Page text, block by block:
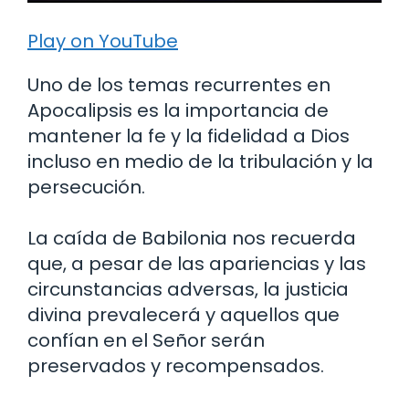
Play on YouTube
Uno de los temas recurrentes en
Apocalipsis es la importancia de
mantener la fe y la fidelidad a Dios
incluso en medio de la tribulación y la
persecución.
La caída de Babilonia nos recuerda
que, a pesar de las apariencias y las
circunstancias adversas, la justicia
divina prevalecerá y aquellos que
confían en el Señor serán
preservados y recompensados.